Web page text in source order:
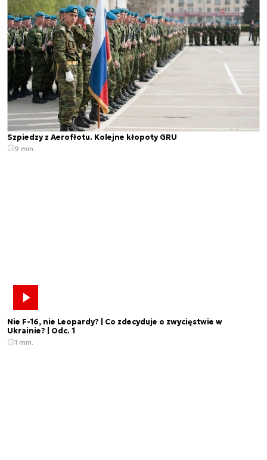
Szpiedzy z Aerofłotu. Kolejne kłopoty GRU
9 min.
Nie F-16, nie Leopardy? | Co zdecyduje o zwycięstwie w
Ukrainie? | Odc. 1
1 min.